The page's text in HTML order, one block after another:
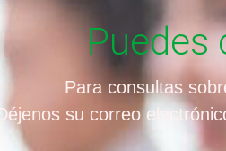
Puedes
Para consultas
Déjenos su correo